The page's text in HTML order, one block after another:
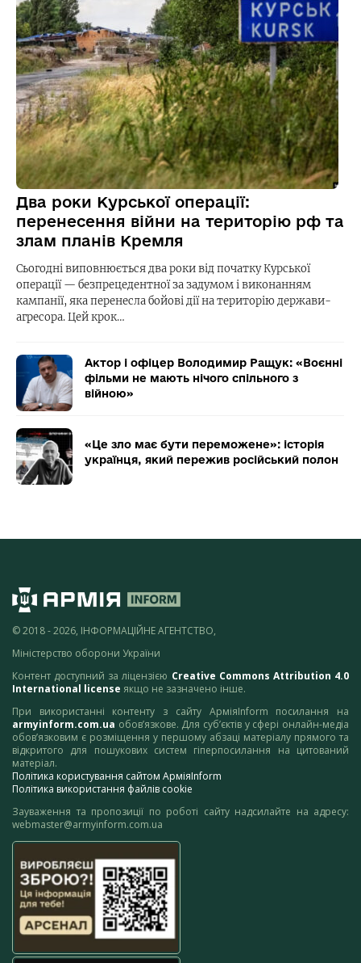
Два роки Курської операції:
перенесення війни на територію рф та
злам планів Кремля
Сьогодні виповнюється два роки від початку Курської
операції — безпрецедентної за задумом і виконанням
кампанії, яка перенесла бойові дії на територію держави-
агресора. Цей крок…
Актор і офіцер Володимир Ращук: «Воєнні
фільми не мають нічого спільного з
війною»
«Це зло має бути переможене»: історія
українця, який пережив російський полон
© 2018 - 2026, ІНФОРМАЦІЙНЕ АГЕНТСТВО,
Міністерство оборони України
Контент доступний за ліцензією Creative Commons Attribution 4.0
International license якщо не зазначено інше.
При використанні контенту з сайту АрміяInform посилання на
armyinform.com.ua обов’язкове. Для суб’єктів у сфері онлайн-медіа
обов’язковим є розміщення у першому абзаці матеріалу прямого та
відкритого для пошукових систем гіперпосилання на цитований
матеріал.
Політика користування сайтом АрміяInform
Політика використання файлів cookie
Зауваження та пропозиції по роботі сайту надсилайте на адресу:
webmaster@armyinform.com.ua